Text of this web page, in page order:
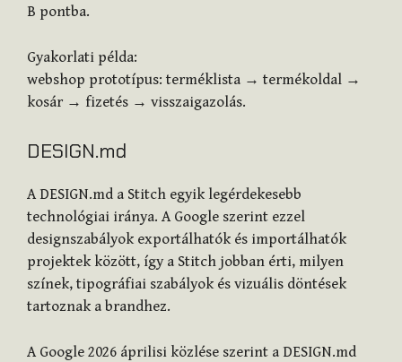
B pontba.
Gyakorlati példa:
webshop prototípus: terméklista → termékoldal →
kosár → fizetés → visszaigazolás.
DESIGN.md
A DESIGN.md a Stitch egyik legérdekesebb
technológiai iránya. A Google szerint ezzel
designszabályok exportálhatók és importálhatók
projektek között, így a Stitch jobban érti, milyen
színek, tipográfiai szabályok és vizuális döntések
tartoznak a brandhez.
A Google 2026 áprilisi közlése szerint a DESIGN.md